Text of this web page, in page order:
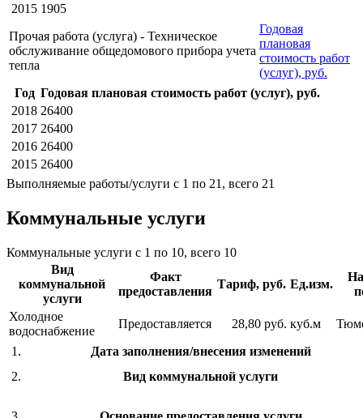
2015 1905
Прочая работа (услуга) - Техническое
обслуживание общедомового прибора учета
тепла
Годовая
плановая
стоимость работ
(услуг), руб.
Год Годовая плановая стоимость работ (услуг), руб.
2018 26400
2017 26400
2016 26400
2015 26400
Выполняемые работы/услуги с 1 по 21, всего 21
Коммунальные услуги
Коммунальные услуги с 1 по 10, всего 10
Вид
коммунальной
услуги
Факт
предоставления
Тариф, руб. Ед.изм.
Холодное
водоснабжение
Предоставляется 28,80 руб. куб.м
1.
Дата заполнения/внесения изменений
2.
Вид коммунальной услуги